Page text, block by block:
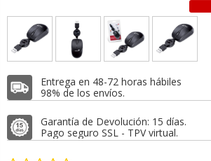
Entrega en 48-72 horas hábiles
98% de los envíos.
Garantía de Devolución: 15 días.
Pago seguro SSL - TPV virtual.